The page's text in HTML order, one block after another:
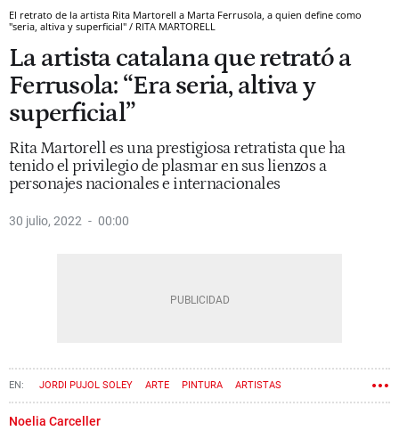
El retrato de la artista Rita Martorell a Marta Ferrusola, a quien define como
"seria, altiva y superficial" / RITA MARTORELL
La artista catalana que retrató a
Ferrusola: “Era seria, altiva y
superficial”
Rita Martorell es una prestigiosa retratista que ha
tenido el privilegio de plasmar en sus lienzos a
personajes nacionales e internacionales
30 julio, 2022 00:00
JORDI PUJOL SOLEY ARTE PINTURA ARTISTAS
MARTA FERRUSOLA
Noelia Carceller